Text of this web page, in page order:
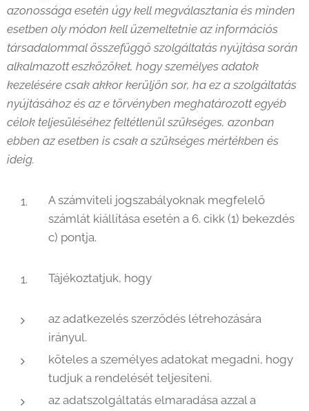
azonossága esetén úgy kell megválasztania és minden
esetben oly módon kell üzemeltetnie az információs
társadalommal összefüggő szolgáltatás nyújtása során
alkalmazott eszközöket, hogy személyes adatok
kezelésére csak akkor kerüljön sor, ha ez a szolgáltatás
nyújtásához és az e törvényben meghatározott egyéb
célok teljesüléséhez feltétlenül szükséges, azonban
ebben az esetben is csak a szükséges mértékben és
ideig.
A számviteli jogszabályoknak megfelelő
számlát kiállítása esetén a 6. cikk (1) bekezdés
c) pontja.
Tájékoztatjuk, hogy
az adatkezelés szerződés létrehozására
irányul.
köteles a személyes adatokat megadni, hogy
tudjuk a rendelését teljesíteni.
az adatszolgáltatás elmaradása azzal a